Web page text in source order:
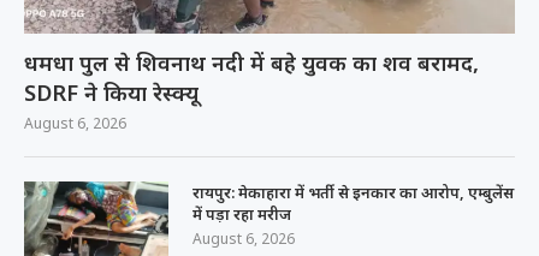
धमधा पुल से शिवनाथ नदी में बहे युवक का शव बरामद,
SDRF ने किया रेस्क्यू
August 6, 2026
रायपुर: मेकाहारा में भर्ती से इनकार का आरोप, एम्बुलेंस
में पड़ा रहा मरीज
August 6, 2026